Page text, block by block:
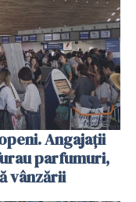
Angajații
parfumuri,
vânzării